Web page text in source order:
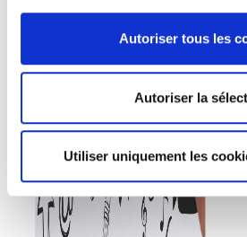
Autoriser tous les
Autoriser la
Utiliser uniquement les